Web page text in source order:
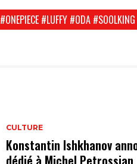
#ONEPIECE #LUFFY #ODA #SOOLKING
CULTURE
Konstantin Ishkhanov